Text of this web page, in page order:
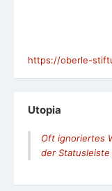
https://oberle-
Utopia
Oft ignoriertes
der